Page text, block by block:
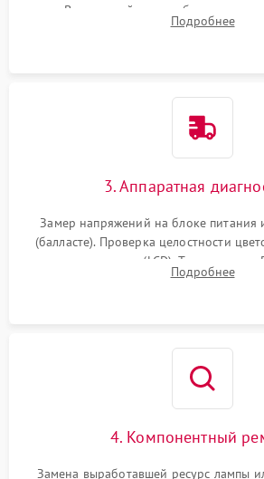
пыли. Визуальный осмотр блока
материнской платы на наличие
Подробнее
3. Аппаратная
Замер напряжений на блоке питания
(балласте). Проверка целостности
или поляризаторов (LCD). Тестирование
температуры и оптопар с помощью
Подробнее
4. Компонентный
Замена выработавшей ресурс лампы